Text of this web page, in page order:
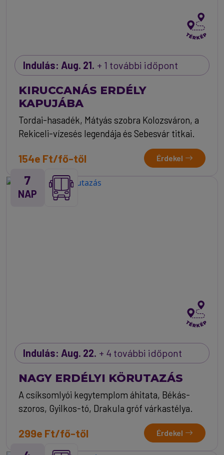
Indulás: Aug. 21. + 1 további időpont
KIRUCCANÁS ERDÉLY
KAPUJÁBA
Tordai-hasadék, Mátyás szobra Kolozsváron, a
Rekiceli-vízesés legendája és Sebesvár titkai.
154e Ft/fő-től Érdekel
7
NAP
Indulás: Aug. 22. + 4 további időpont
NAGY ERDÉLYI KÖRUTAZÁS
A csíksomlyói kegytemplom áhitata, Békás-
szoros, Gyilkos-tó, Drakula gróf várkastélya.
299e Ft/fő-től Érdekel